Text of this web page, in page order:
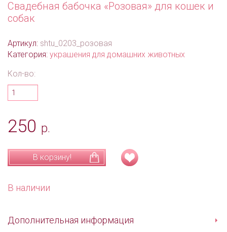
Свадебная бабочка «Розовая» для кошек и
собак
Артикул: shtu_0203_розовая
Категория: украшения для домашних животных
Кол-во:
250 р.
В корзину!
В наличии
Дополнительная информация